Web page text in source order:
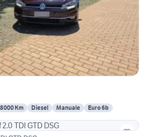
Km Diesel Manuale
Euro 6b